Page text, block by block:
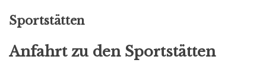
Sportstätten
Anfahrt zu den Sportstätten